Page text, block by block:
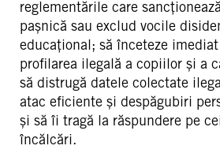
reglementările care
pașnică sau exclud vocile
educațional; să înceteze
profilarea ilegală a copiilor și a
să distrugă datele colectate
atac eficiente și despăgubiri
și să îi tragă la răspundere pe
încălcări.